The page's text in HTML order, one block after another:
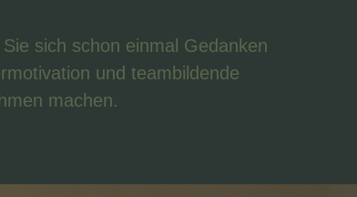
sich schon einmal Gedanken
und teambildende
machen.